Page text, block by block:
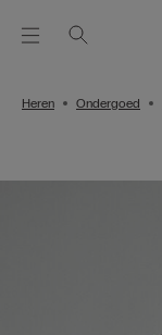
Heren Ondergoed